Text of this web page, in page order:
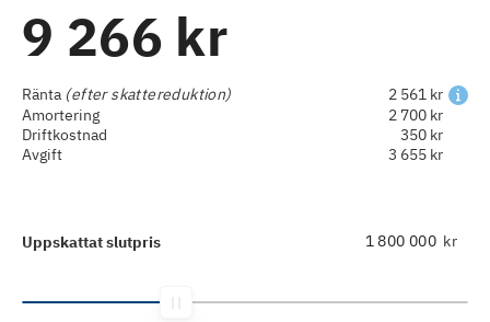
9 266 kr
Ränta (efter skattereduktion)
2 561 kr
Amortering
2 700 kr
Driftkostnad
350 kr
Avgift
3 655 kr
Uppskattat slutpris kr